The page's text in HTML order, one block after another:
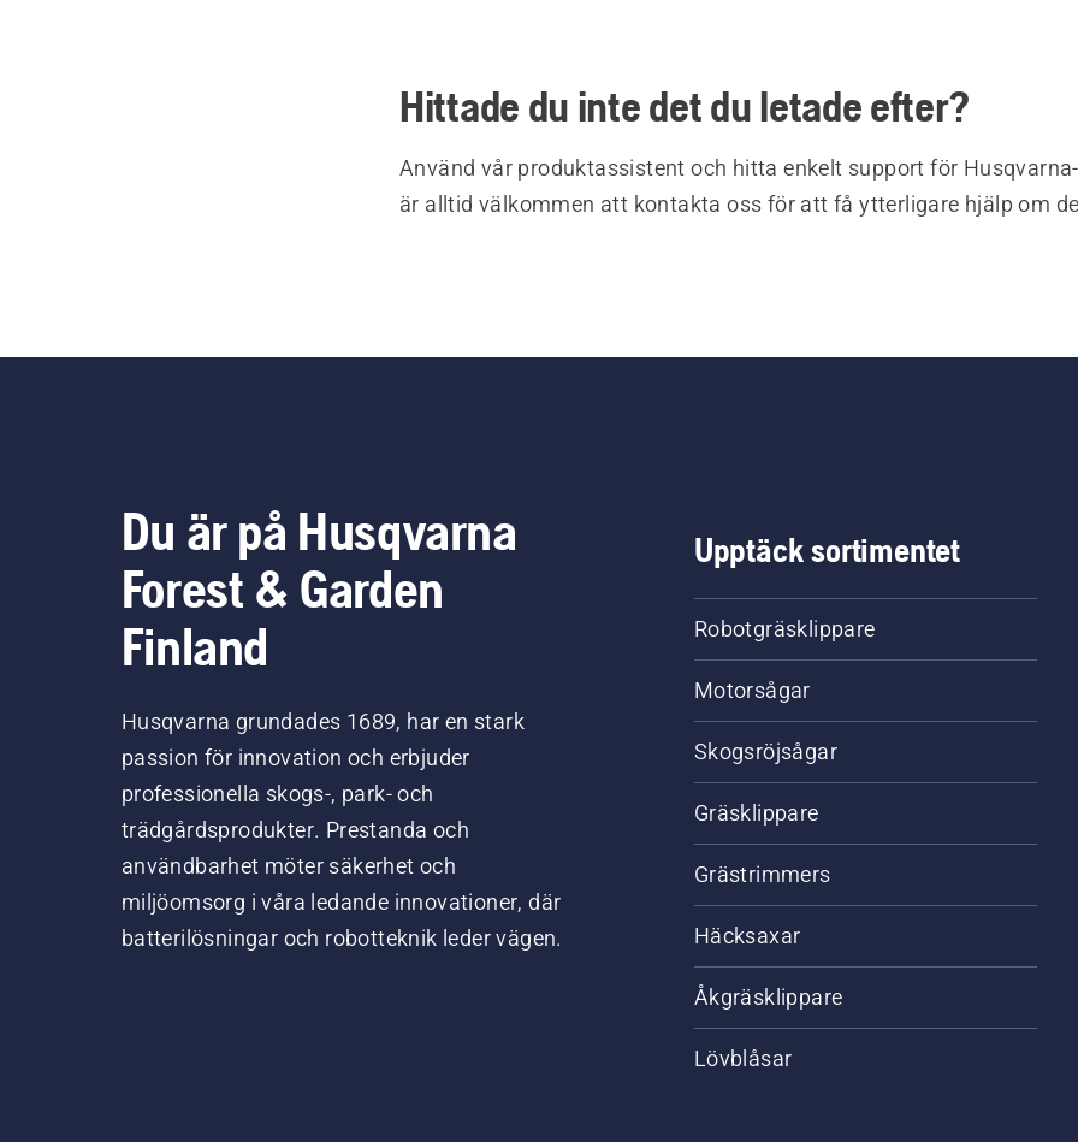
Hittade du inte det du letade efter?
Använd vår produktassistent och hitta enkelt support för
är alltid välkommen att kontakta oss för att få ytterligare hjälp om
Du är på Husqvarna
Forest & Garden
Finland
Husqvarna grundades 1689, har en stark
passion för innovation och erbjuder
professionella skogs-, park- och
trädgårdsprodukter. Prestanda och
användbarhet möter säkerhet och
miljöomsorg i våra ledande innovationer, där
batterilösningar och robotteknik leder vägen.
Upptäck sortimentet
Robotgräsklippare
Motorsågar
Skogsröjsågar
Gräsklippare
Grästrimmers
Häcksaxar
Åkgräsklippare
Lövblåsar